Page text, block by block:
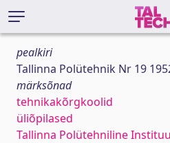
pealkiri
Tallinna Polütehnik Nr 19
märksõnad
tehnikakõrgkoolid
üliõpilased
Tallinna Polütehniline